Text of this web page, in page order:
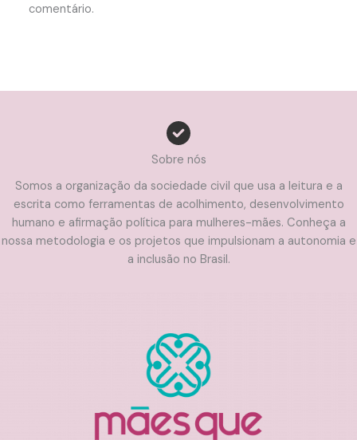
comentário.
Sobre nós
Somos a organização da sociedade civil que usa a leitura e a
escrita como ferramentas de acolhimento, desenvolvimento
humano e afirmação política para mulheres-mães. Conheça a
nossa metodologia e os projetos que impulsionam a autonomia e
a inclusão no Brasil.